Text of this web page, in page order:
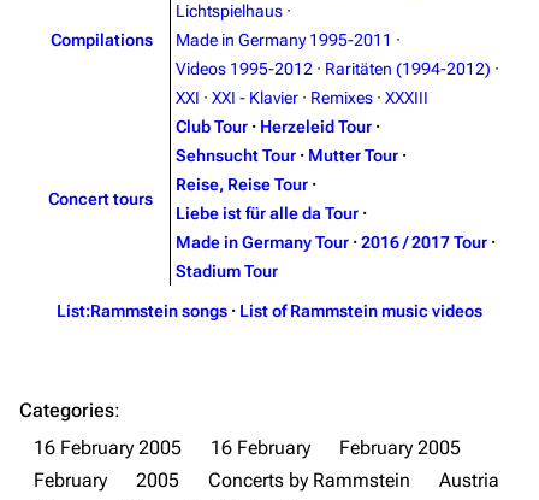
Emigrate
Discography
Videography
Song list
Merchandise
Lindemann
Information
Discography
Videography
Song list
Tour dates
Discography
Videography
Discography
Videography
Compilations
Lichtspielhaus ·
Made in Germany 1995-2011 ·
Videos 1995-2012 · Raritäten (1994-2012) ·
XXI · XXI - Klavier · Remixes · XXXIII
Concert tours
Club Tour · Herzeleid Tour ·
Sehnsucht Tour · Mutter Tour ·
Reise, Reise Tour ·
Liebe ist für alle da Tour ·
Made in Germany Tour · 2016 / 2017 Tour ·
Stadium Tour
List:Rammstein songs · List of Rammstein music videos
Categories:
16 February 2005
16 February
February 2005
February
2005 Concerts by Rammstein
Austria